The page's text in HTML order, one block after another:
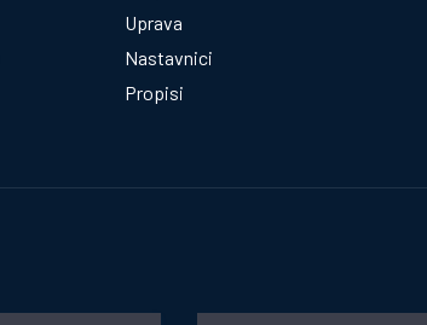
Uprava
Nastavnici
Propisi